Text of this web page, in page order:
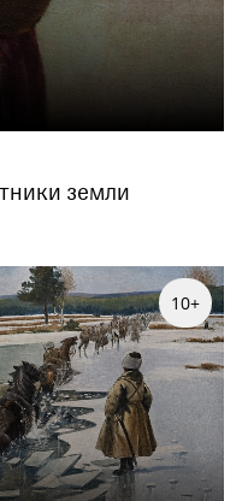
земли
10+